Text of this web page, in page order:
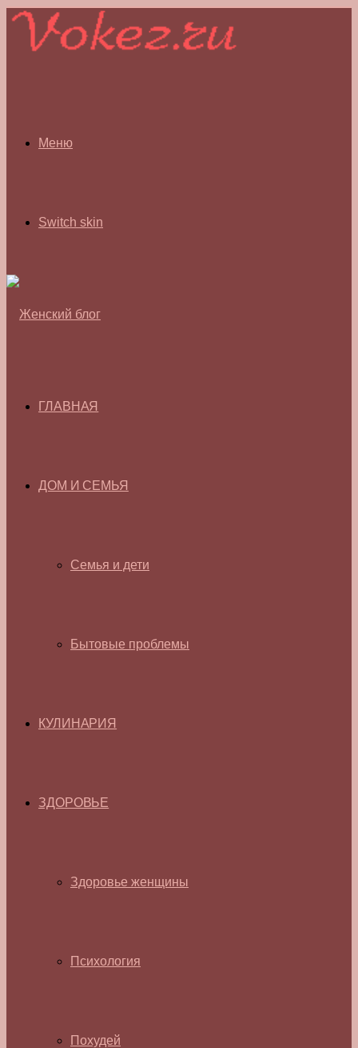
Меню
Switch skin
ГЛАВНАЯ
ДОМ И СЕМЬЯ
Семья и дети
Бытовые проблемы
КУЛИНАРИЯ
ЗДОРОВЬЕ
Здоровье женщины
Психология
Похудей